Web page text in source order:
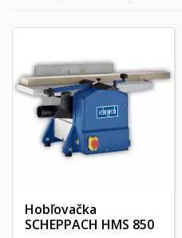
Hobľovačka
SCHEPPACH HMS 850